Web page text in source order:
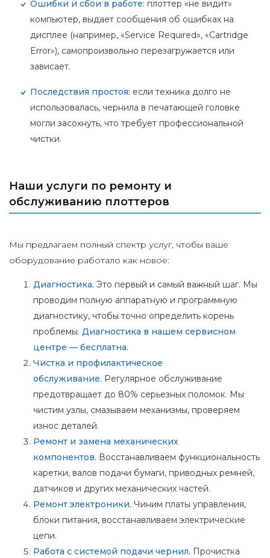
Ошибки и сбои в работе: плоттер «не видит»
компьютер, выдает сообщения об ошибках на
дисплее (например, «Service Required», «Cartridge
Error»), самопроизвольно перезагружается или
зависает.
Последствия простоя: если техника долго не
использовалась, чернила в печатающей головке
могли засохнуть, что требует профессиональной
чистки.
Наши услуги по ремонту и
обслуживанию плоттеров
Мы предлагаем полный спектр услуг, чтобы ваше
оборудование работало как новое:
Диагностика. Это первый и самый важный шаг. Мы
проводим полную аппаратную и программную
диагностику, чтобы точно определить корень
проблемы. Диагностика в нашем сервисном
центре — бесплатна.
Чистка и профилактическое
обслуживание. Регулярное обслуживание
предотвращает до 80% серьезных поломок. Мы
чистим узлы, смазываем механизмы, проверяем
износ деталей.
Ремонт и замена механических
компонентов. Восстанавливаем функциональность
каретки, валов подачи бумаги, приводных ремней,
датчиков и других механических частей.
Ремонт электроники. Чиним платы управления,
блоки питания, восстанавливаем электрические
цепи.
Работа с системой подачи чернил. Прочистка